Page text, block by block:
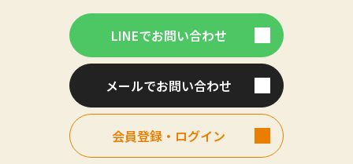
LINEでお問い合わせ
メールでお問い合わせ
会員登録・ログイン